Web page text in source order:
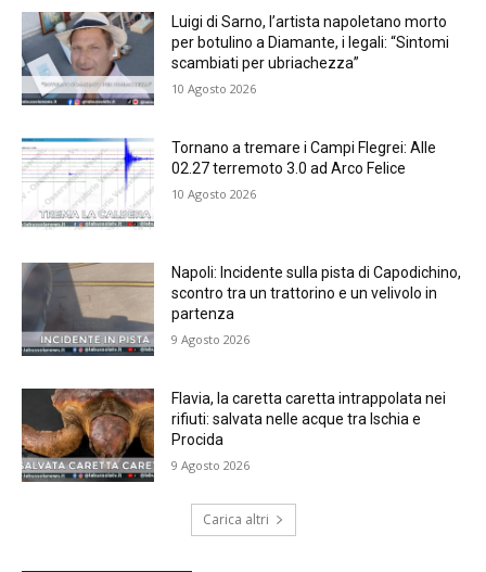
Luigi di Sarno, l’artista napoletano morto
per botulino a Diamante, i legali: “Sintomi
scambiati per ubriachezza”
10 Agosto 2026
Tornano a tremare i Campi Flegrei: Alle
02.27 terremoto 3.0 ad Arco Felice
10 Agosto 2026
Napoli: Incidente sulla pista di Capodichino,
scontro tra un trattorino e un velivolo in
partenza
9 Agosto 2026
Flavia, la caretta caretta intrappolata nei
rifiuti: salvata nelle acque tra Ischia e
Procida
9 Agosto 2026
Carica altri